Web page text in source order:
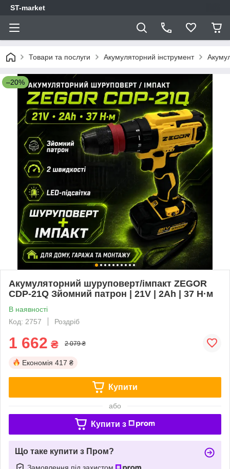
ST-market
Товари та послуги Акумуляторний інструмент
–20%
Акумуляторний шуруповерт/імпакт ZEGOR
CDP-21Q Зйомний патрон | 21V | 2Ah | 37 Н·м
В наявності
Код: 2757
Роздріб
1 662 ₴ 2 079 ₴
Економія 417 ₴
Купити
або
Купити з
Що таке купити з Пром?
Замовлення під захистом